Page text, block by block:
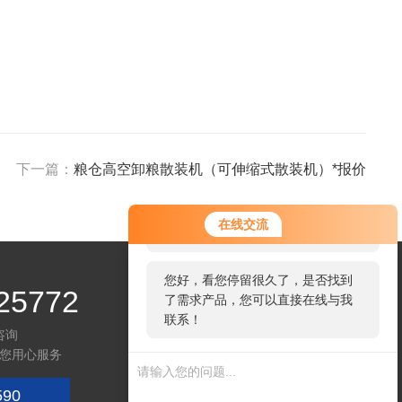
在线交流
您好！欢迎前来咨询，很高兴为您
服务，请问您要咨询什么问题呢？
您好，看您停留很久了，是否找到
了需求产品，您可以直接在线与我
联系！
下一篇： 粮仓高空卸粮散装机（可伸缩式散装机）*报价
询
用心服务